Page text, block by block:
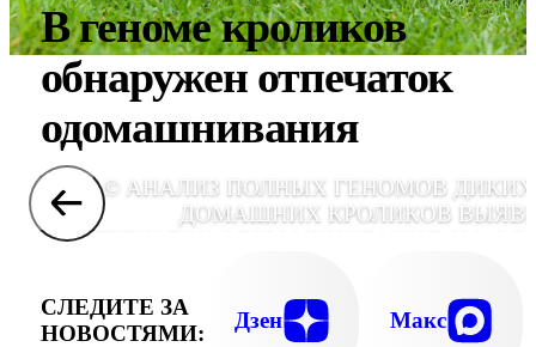
В геноме кроликов
обнаружен отпечаток
одомашнивания
© АНАЛИЗ ПОЛНЫХ ГЕНОМОВ
ДОМАШНИХ КРОЛИКОВ
ОТПЕЧАТОК ОДОМАШНИВАНИЯ. НА
WIKIPEDIA
СЛЕДИТЕ ЗА
НОВОСТЯМИ:
Дзен Макс